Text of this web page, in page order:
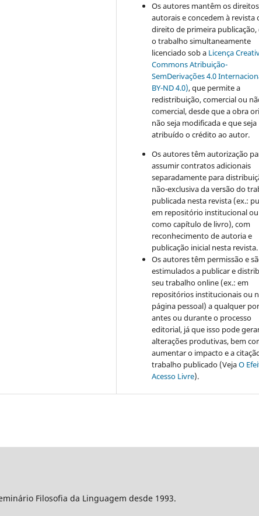
Os autores mantêm os direitos
autorais e concedem à revista
direito de primeira publicação,
o trabalho simultaneamente
licenciado sob a Licença
Commons Atribuição-
SemDerivações 4.0
BY-ND 4.0), que permite a
redistribuição, comercial ou
comercial, desde que a obra
não seja modificada e que seja
atribuído o crédito ao autor.
Os autores têm autorização
assumir contratos adicionais
separadamente para
não-exclusiva da versão do
publicada nesta revista (ex.:
em repositório institucional ou
como capítulo de livro), com
reconhecimento de autoria e
publicação inicial nesta revista.
Os autores têm permissão e
estimulados a publicar e
seu trabalho online (ex.: em
repositórios institucionais ou
página pessoal) a qualquer
antes ou durante o processo
editorial, já que isso pode
alterações produtivas, bem
aumentar o impacto e a
trabalho publicado (VejaO
Acesso Livre).
Filosofia da Linguagem desde 1993.